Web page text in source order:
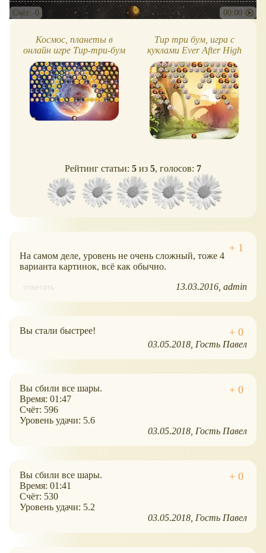
Счёт: 0 00:00
Космос, планеты в
онлайн игре Тир-три-бум
Тир три бум, игра с
куклами Ever After High
Рейтинг статьи: 5 из 5, голосов: 7
На самом деле, уровень не очень сложный, тоже 4
варианта картинок, всё как обычно.
ответить 13.03.2016 admin
Вы стали быстрее!
03.05.2018 Гость Павел
Вы сбили все шары.
Время: 01:47
Счёт: 596
Уровень удачи: 5.6
03.05.2018 Гость Павел
Вы сбили все шары.
Время: 01:41
Счёт: 530
Уровень удачи: 5.2
03.05.2018 Гость Павел